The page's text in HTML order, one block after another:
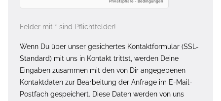
Felder mit * sind Pflichtfelder!
Wenn Du über unser gesichertes Kontaktformular (SSL-
Standard) mit uns in Kontakt trittst, werden Deine
Eingaben zusammen mit den von Dir angegebenen
Kontaktdaten zur Bearbeitung der Anfrage im E-Mail-
Postfach gespeichert. Diese Daten werden von uns